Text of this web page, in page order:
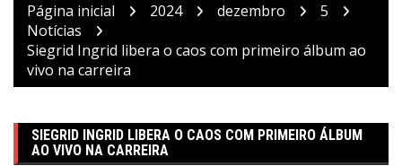
Página inicial 2024 dezembro
5
Notícias
Siegrid Ingrid libera o caos com primeiro álbum ao
vivo na carreira
SIEGRID INGRID LIBERA O CAOS COM PRIMEIRO ÁLBUM
AO VIVO NA CARREIRA